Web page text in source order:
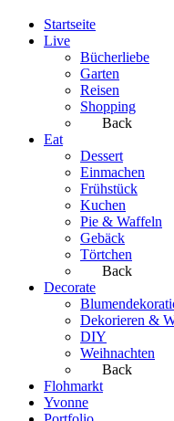
Startseite
Live
Bücherliebe
Garten
Reisen
Shopping
Back
Eat
Dessert
Einmachen
Frühstück
Kuchen
Pie & Waffeln
Gebäck
Törtchen
Back
Decorate
Dekorieren &
DIY
Weihnachten
Back
Flohmarkt
Yvonne